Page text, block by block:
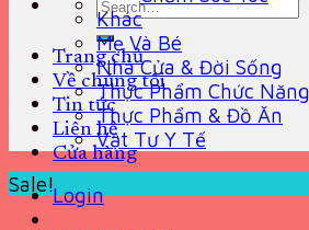
for:
Trang chủ
Về chúng tôi
Tin tức
Liên hệ
Cửa hàng
Login
Khác
Mẹ Và Bé
Nhà Cửa & Đời Sống
Thực Phẩm Chức Năng
Thực Phẩm & Đồ Ăn
Vật Tư Y Tế
Sale!